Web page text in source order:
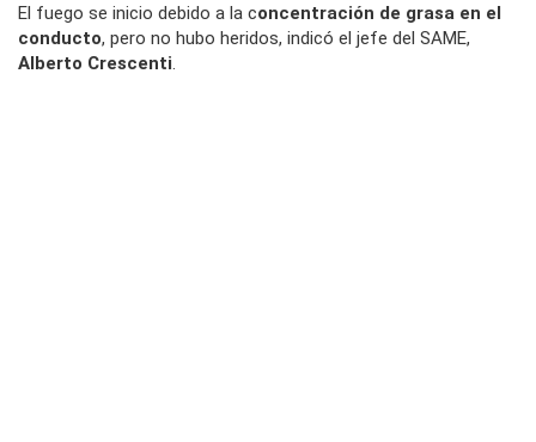
El fuego se inicio debido a la concentración de grasa en el
conducto, pero no hubo heridos, indicó el jefe del SAME,
Alberto Crescenti